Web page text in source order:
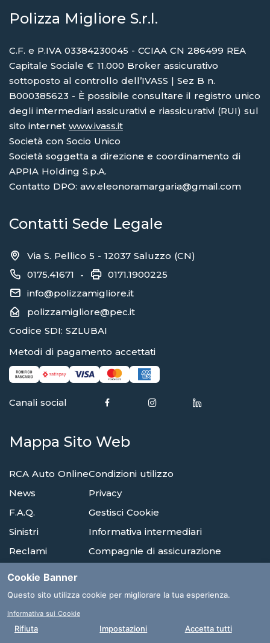
Clicca qui per la tua consulenza
Polizza Migliore S.r.l.
C.F. e P.IVA 03384230045 - CCIAA CN 286499 REA
Capitale Sociale € 11.000 Broker assicurativo
sottoposto al controllo dell’IVASS | Sez B n.
B000385623 - È possibile consultare il registro unico
degli intermediari assicurativi e riassicurativi (RUI) sul
sito internet www.ivass.it
Società con Socio Unico
Società soggetta a direzione e coordinamento di
APPIA Holding S.p.A.
Contatto DPO: avv.eleonoramargaria@gmail.com
Contatti Sede Legale
Via S. Pellico 5 - 12037 Saluzzo (CN)
0175.41671 -
0171.1900225
info@polizzamigliore.it
polizzamigliore@pec.it
Codice SDI: SZLUBAI
Metodi di pagamento accettati
Canali social
Mappa Sito Web
RCA Auto Online
News
F.A.Q.
Sinistri
Reclami
Condizioni utilizzo
Privacy
Gestisci Cookie
Informativa intermediari
Compagnie di assicurazione
Albi E Ordini
Cookie Banner
Questo sito utilizza cookie per migliorare la tua esperienza.
Informativa sui Cookie
Rifiuta Impostazioni Accetta tutti